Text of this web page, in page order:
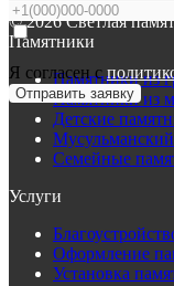
Я согласен с
Отправить заявку
© 2026 Светлая
Памятники
Памятники из
Памятники из
Детские
Семейные
Услуги
Оформление
Установка